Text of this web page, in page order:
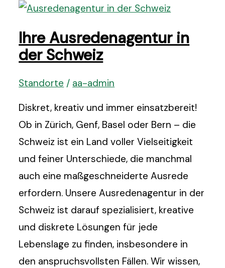
Ihre Ausredenagentur in
der Schweiz
Standorte / aa-admin
Diskret, kreativ und immer einsatzbereit!
Ob in Zürich, Genf, Basel oder Bern – die
Schweiz ist ein Land voller Vielseitigkeit
und feiner Unterschiede, die manchmal
auch eine maßgeschneiderte Ausrede
erfordern. Unsere Ausredenagentur in der
Schweiz ist darauf spezialisiert, kreative
und diskrete Lösungen für jede
Lebenslage zu finden, insbesondere in
den anspruchsvollsten Fällen. Wir wissen,